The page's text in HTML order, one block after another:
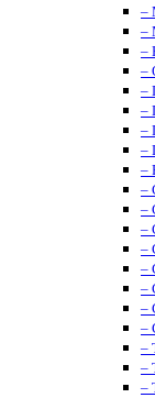
–
–
–
–
–
–
–
–
–
–
–
–
–
–
–
–
–
–
–
–